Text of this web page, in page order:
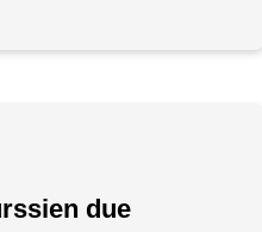
due